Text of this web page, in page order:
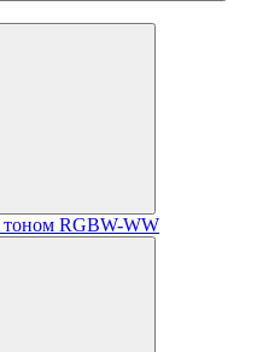
RGBW-WW